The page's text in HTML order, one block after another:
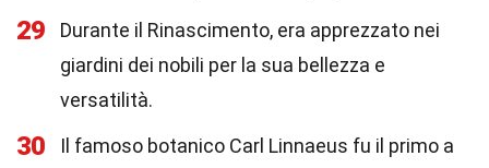
29
Durante il Rinascimento, era apprezzato nei
giardini dei nobili per la sua bellezza e
versatilità.
30
Il famoso botanico Carl Linnaeus fu il primo a